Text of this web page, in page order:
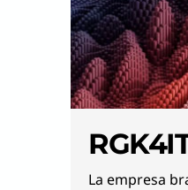
La empresa